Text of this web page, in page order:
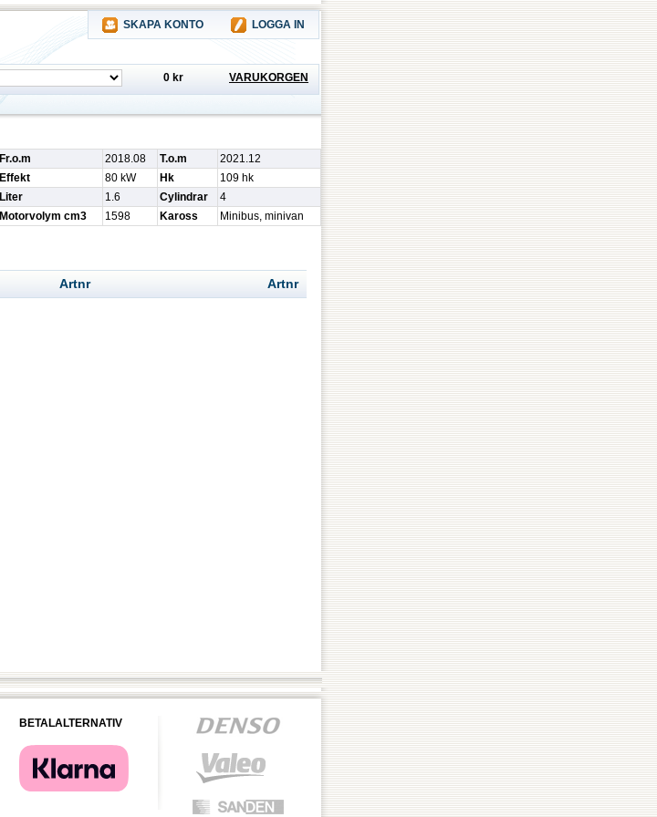
SKAPA KONTO LOGGA IN
0 kr VARUKORGEN
Fr.o.m 2018.08 T.o.m
2021.12
Effekt
80 kW Hk
109 hk
Liter
1.6 Cylindrar
4
Motorvolym cm3
1598 Kaross Minibus, minivan
Artnr Artnr
BETALALTERNATIV